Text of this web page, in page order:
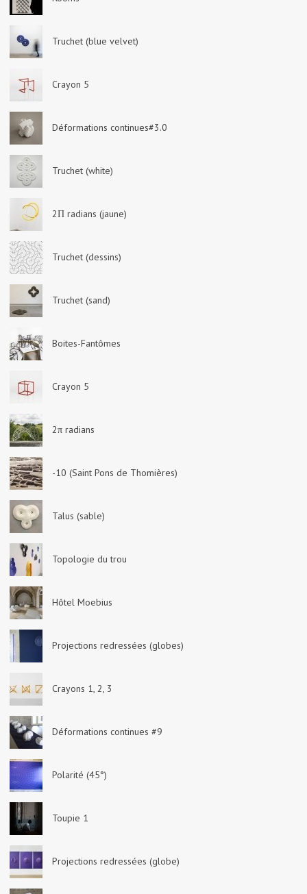
Truchet (blue velvet)
Crayon 5
Déformations continues#3.0
Truchet (white)
2Π radians (jaune)
Truchet (dessins)
Truchet (sand)
Boites-Fantômes
Crayon 5
2π radians
-10 (Saint Pons de Thomières)
Talus (sable)
Topologie du trou
Hôtel Moebius
Projections redressées (globes)
Crayons 1, 2, 3
Déformations continues #9
Polarité (45°)
Toupie 1
Projections redressées (globe)